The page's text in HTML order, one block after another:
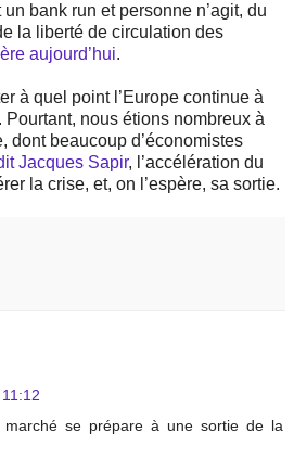
bank run et personne n’agit, du
la liberté de circulation des
aujourd’hui.
à quel point l’Europe continue à
nous étions nombreux à
dont beaucoup d’économistes
Jacques Sapir, l’accélération du
la crise, et, on l’espère, sa sortie.
se prépare à une sortie de la